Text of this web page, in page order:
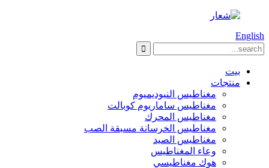
English
بيت
منتجات
مغناطيس النيوديميوم
مغناطيس ساماريوم كوبالت
مغناطيس المحرك
مغناطيس الخرسانة مسبقة الصب
مغناطيس الصيد
وعاء المغناطيس
هوك مغناطيسي